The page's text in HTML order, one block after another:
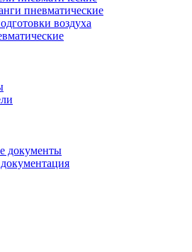
пневматические
воздуха
документы